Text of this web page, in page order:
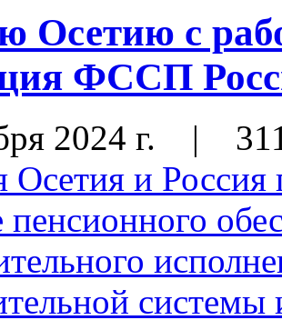
с
ФССП
2024 г. |